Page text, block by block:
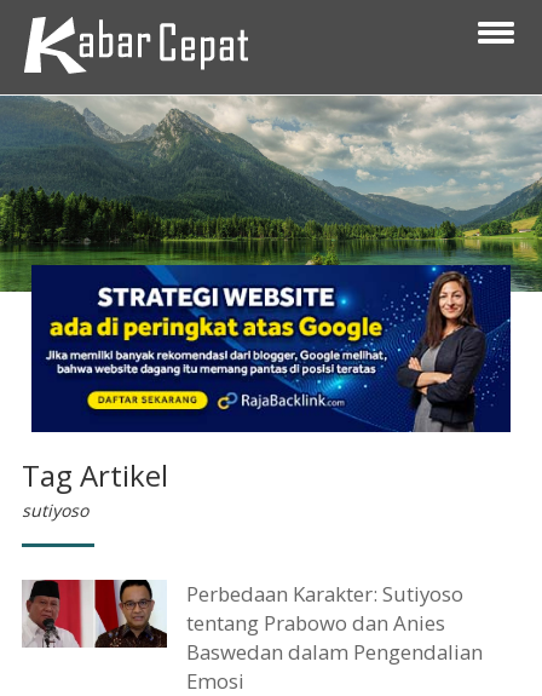
Tag Artikel
sutiyoso
Perbedaan Karakter: Sutiyoso
tentang Prabowo dan Anies
Baswedan dalam Pengendalian
Emosi